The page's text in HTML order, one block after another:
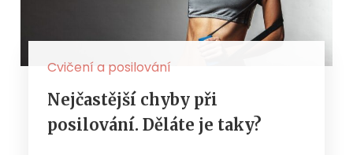
Cvičení a posilování
Nejčastější chyby při
posilování. Děláte je taky?